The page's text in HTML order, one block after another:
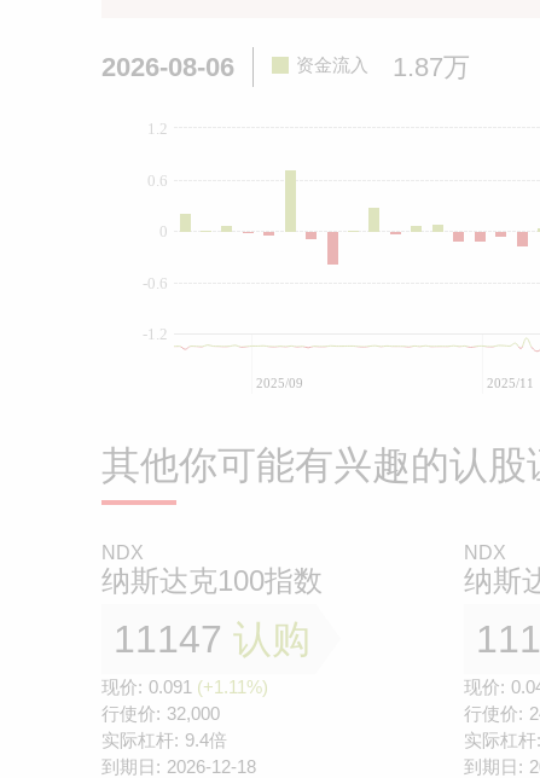
2026-08-06 资金流入 1.87万
-1.2
-0.6
0
0.6
1.2
2025/09 2025/11
其他你可能有兴趣的认股
NDX
纳斯达克100指数
11147 认购
现价: 0.091 (+1.11%)
行使价: 32,000
实际杠杆: 9.4倍
到期日: 2026-12-18
NDX
纳斯
现价:
行使价:
实际杠杆:
到期日: